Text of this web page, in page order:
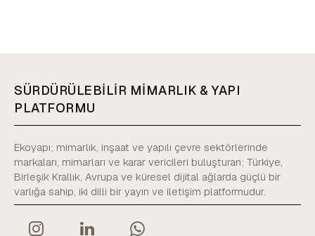
SÜRDÜRÜLEBİLİR MİMARLIK & YAPI
PLATFORMU
Ekoyapı; mimarlık, inşaat ve yapılı çevre sektörlerinde
markaları, mimarları ve karar vericileri buluşturan; Türkiye,
Birleşik Krallık, Avrupa ve küresel dijital ağlarda güçlü bir
varlığa sahip, iki dilli bir yayın ve iletişim platformudur.